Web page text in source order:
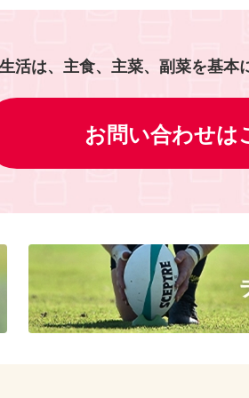
活は、主食、主菜、副菜を基本
お問い合わせは